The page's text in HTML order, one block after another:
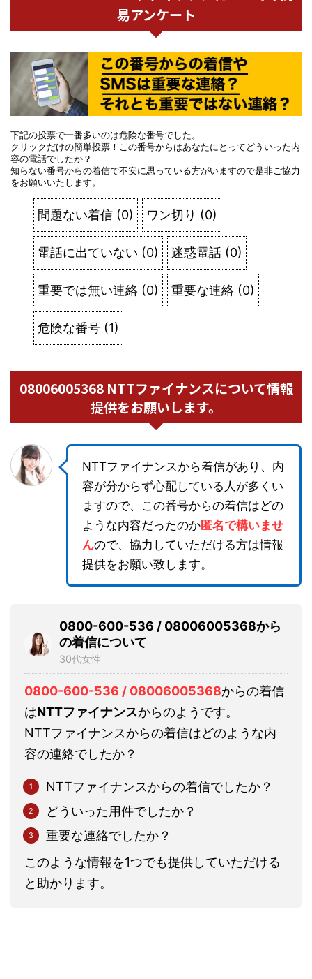
易アンケート
下記の投票で一番多いのは危険な番号でした。
クリックだけの簡単投票！この番号からはあなたにとってどういった内
容の電話でしたか？
知らない番号からの着信で不安に思っている方がいますので是非ご協力
をお願いいたします。
問題ない着信 (0) ワン切り (0)
電話に出ていない (0) 迷惑電話 (0)
重要では無い連絡 (0) 重要な連絡 (0)
危険な番号 (1)
08006005368 NTTファイナンスについて情報
提供をお願いします。
NTTファイナンスから着信があり、内
容が分からず心配している人が多くい
ますので、この番号からの着信はどの
ような内容だったのか匿名で構いませ
んので、協力していただける方は情報
提供をお願い致します。
0800-600-536 / 08006005368から
の着信について
30代女性
0800-600-536 / 08006005368からの着信
はNTTファイナンスからのようです。
NTTファイナンスからの着信はどのような内
容の連絡でしたか？
NTTファイナンスからの着信でしたか？
どういった用件でしたか？
重要な連絡でしたか？
このような情報を1つでも提供していただける
と助かります。